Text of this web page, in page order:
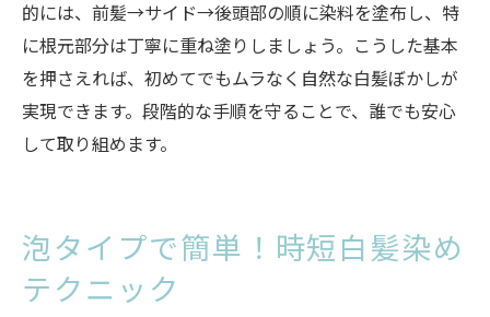
的には、前髪→サイド→後頭部の順に染料を塗布し、特
に根元部分は丁寧に重ね塗りしましょう。こうした基本
を押さえれば、初めてでもムラなく自然な白髪ぼかしが
実現できます。段階的な手順を守ることで、誰でも安心
して取り組めます。
泡タイプで簡単！時短白髪染め
テクニック